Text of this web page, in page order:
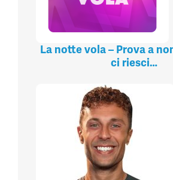
La notte vola – Prova a
ci riesci…